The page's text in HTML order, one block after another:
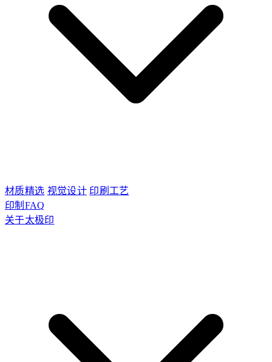
材质精选 视觉设计 印刷工艺
印制FAQ
关于太极印